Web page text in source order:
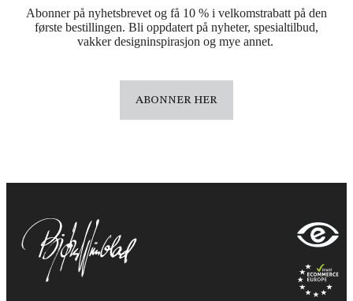
Abonner på nyhetsbrevet og få 10 % i velkomstrabatt på den
første bestillingen. Bli oppdatert på nyheter, spesialtilbud,
vakker designinspirasjon og mye annet.
ABONNER HER